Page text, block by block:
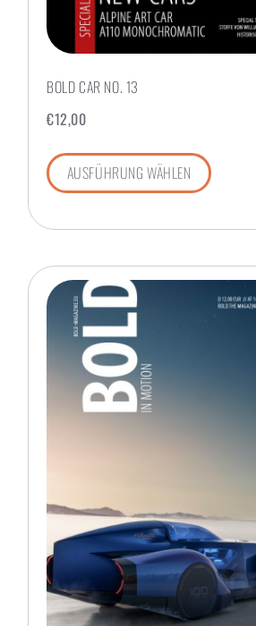
BOLD CAR NO. 13
€12,00
AUSFÜHRUNG WÄHLEN